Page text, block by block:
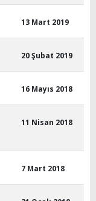
13 Mart 2019
20 Şubat 2019
16 Mayıs 2018
11 Nisan 2018
7 Mart 2018